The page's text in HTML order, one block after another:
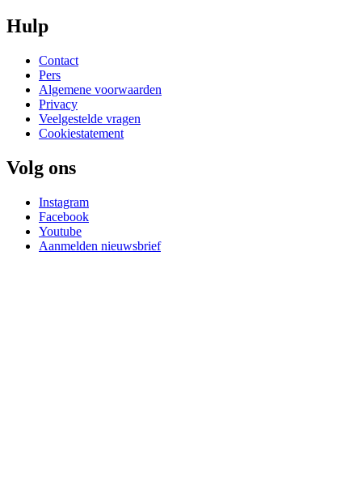
Hulp
Contact
Pers
Algemene voorwaarden
Privacy
Veelgestelde vragen
Cookiestatement
Volg ons
Instagram
Facebook
Youtube
Aanmelden nieuwsbrief